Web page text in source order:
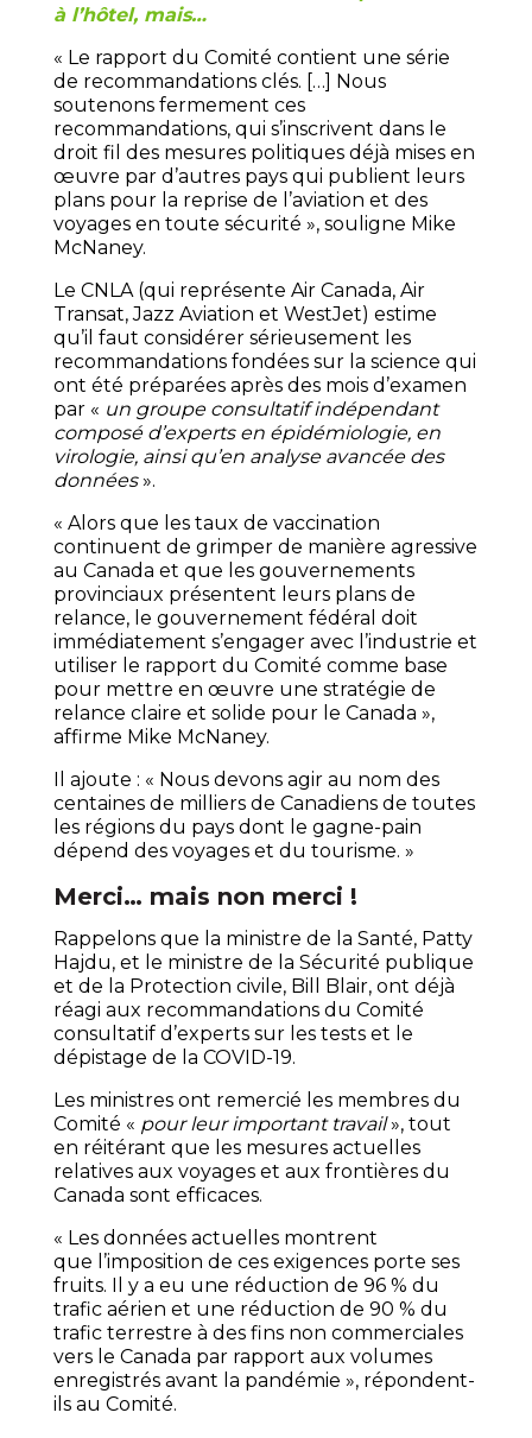
à l’hôtel, mais…
« Le rapport du Comité contient une série
de recommandations clés. […] Nous
soutenons fermement ces
recommandations, qui s’inscrivent dans le
droit fil des mesures politiques déjà mises en
œuvre par d’autres pays qui publient leurs
plans pour la reprise de l’aviation et des
voyages en toute sécurité », souligne Mike
McNaney.
Le CNLA (qui représente Air Canada, Air
Transat, Jazz Aviation et WestJet) estime
qu’il faut considérer sérieusement les
recommandations fondées sur la science qui
ont été préparées après des mois d’examen
par « un groupe consultatif indépendant
composé d’experts en épidémiologie, en
virologie, ainsi qu’en analyse avancée des
données».
« Alors que les taux de vaccination
continuent de grimper de manière agressive
au Canada et que les gouvernements
provinciaux présentent leurs plans de
relance, le gouvernement fédéral doit
immédiatement s’engager avec l’industrie et
utiliser le rapport du Comité comme base
pour mettre en œuvre une stratégie de
relance claire et solide pour le Canada »,
affirme Mike McNaney.
Il ajoute : « Nous devons agir au nom des
centaines de milliers de Canadiens de toutes
les régions du pays dont le gagne-pain
dépend des voyages et du tourisme. »
Merci… mais non merci !
Rappelons que la ministre de la Santé, Patty
Hajdu, et le ministre de la Sécurité publique
et de la Protection civile, Bill Blair, ont déjà
réagi aux recommandations du Comité
consultatif d’experts sur les tests et le
dépistage de la COVID-19.
Les ministres ont remercié les membres du
Comité « pour leur important travail», tout
en réitérant que les mesures actuelles
relatives aux voyages et aux frontières du
Canada sont efficaces.
« Les données actuelles montrent
que l’imposition de ces exigences porte ses
fruits. Il y a eu une réduction de 96 % du
trafic aérien et une réduction de 90 % du
trafic terrestre à des fins non commerciales
vers le Canada par rapport aux volumes
enregistrés avant la pandémie », répondent-
ils au Comité.